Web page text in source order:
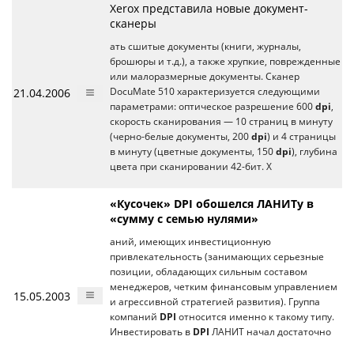
21.04.2006
Xerox представила новые документ-
сканеры
ать сшитые документы (книги, журналы,
брошюры и т.д.), а также хрупкие, поврежденные
или малоразмерные документы. Сканер
DocuMate 510 характеризуется следующими
параметрами: оптическое разрешение 600 dpi,
скорость сканирования — 10 страниц в минуту
(черно-белые документы, 200 dpi) и 4 страницы
в минуту (цветные документы, 150 dpi), глубина
цвета при сканировании 42-бит. X
15.05.2003
«Кусочек» DPI обошелся ЛАНИТу в
«сумму с семью нулями»
аний, имеющих инвестиционную
привлекательность (занимающих серьезные
позиции, обладающих сильным составом
менеджеров, четким финансовым управлением
и агрессивной стратегией развития). Группа
компаний DPI относится именно к такому типу.
Инвестировать в DPI ЛАНИТ начал достаточно